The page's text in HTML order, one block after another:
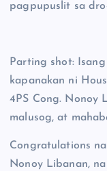
pagpupuslit sa
Parting shot:
kapanakan ni
4PS Cong. Nonoy
malusog, at
Congratulations
Nonoy Libanan,